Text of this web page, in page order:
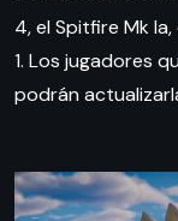
4, el Spitfire Mk
1. Los jugadores
podrán